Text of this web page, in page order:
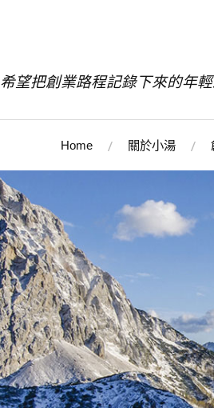
希望把創業路程記錄下來的年
Home 關於小湯